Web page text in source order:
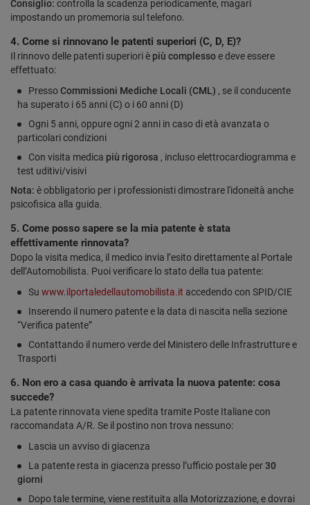
Consiglio: controlla la scadenza periodicamente, magari
impostando un promemoria sul telefono.
4. Come si rinnovano le patenti superiori (C, D, E)?
Il rinnovo delle patenti superiori è più complessoe deve essere
effettuato:
PressoCommissioni Mediche Locali (CML) , se il conducente
ha superato i 65 anni (C) o i 60 anni (D)
Ogni 5 anni, oppure ogni 2 anni in caso di età avanzata o
particolari condizioni
Con visita medica più rigorosa , incluso elettrocardiogramma e
test uditivi/visivi
Nota: è obbligatorio per i professionisti dimostrare l'idoneità anche
psicofisica alla guida.
5. Come posso sapere se la mia patente è stata
effettivamente rinnovata?
Dopo la visita medica, il medico invia l’esito direttamente al Portale
dell’Automobilista. Puoi verificare lo stato della tua patente:
Su www.ilportaledellautomobilista.it accedendo con SPID/CIE
Inserendo il numero patente e la data di nascita nella sezione
“Verifica patente”
Contattando il numero verde del Ministero delle Infrastrutture e
Trasporti
6. Non ero a casa quando è arrivata la nuova patente: cosa
succede?
La patente rinnovata viene spedita tramite Poste Italiane con
raccomandata A/R. Se il postino non trova nessuno:
Lascia un avviso di giacenza
La patente resta in giacenza presso l’ufficio postale per30
giorni
Dopo tale termine, viene restituita alla Motorizzazione, e dovrai